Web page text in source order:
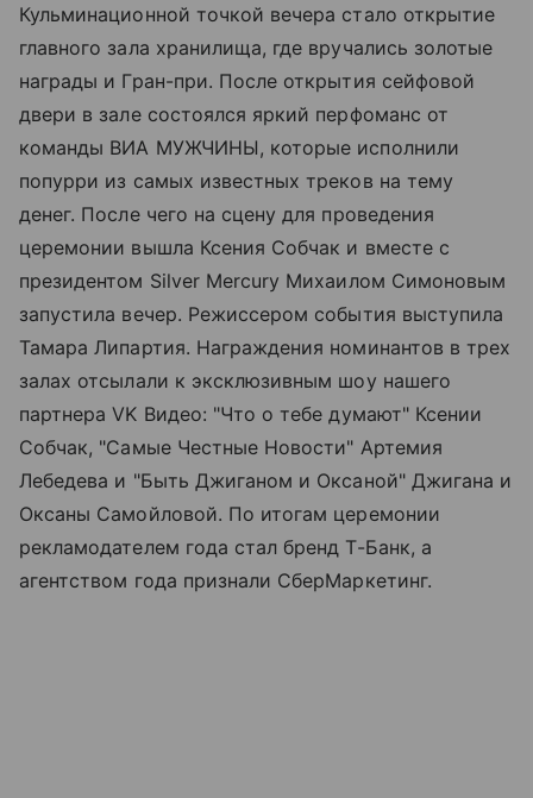
Кульминационной точкой вечера стало открытие
главного зала хранилища, где вручались золотые
награды и Гран-при. После открытия сейфовой
двери в зале состоялся яркий перфоманс от
команды ВИА МУЖЧИНЫ, которые исполнили
попурри из самых известных треков на тему
денег. После чего на сцену для проведения
церемонии вышла Ксения Собчак и вместе с
президентом Silver Mercury Михаилом Симоновым
запустила вечер. Режиссером события выступила
Тамара Липартия. Награждения номинантов в трех
залах отсылали к эксклюзивным шоу нашего
партнера VK Видео: "Что о тебе думают" Ксении
Собчак, "Самые Честные Новости" Артемия
Лебедева и "Быть Джиганом и Оксаной" Джигана и
Оксаны Самойловой. По итогам церемонии
рекламодателем года стал бренд Т-Банк, а
агентством года признали СберМаркетинг.